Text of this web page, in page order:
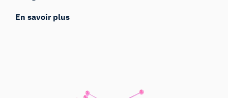
En savoir plus